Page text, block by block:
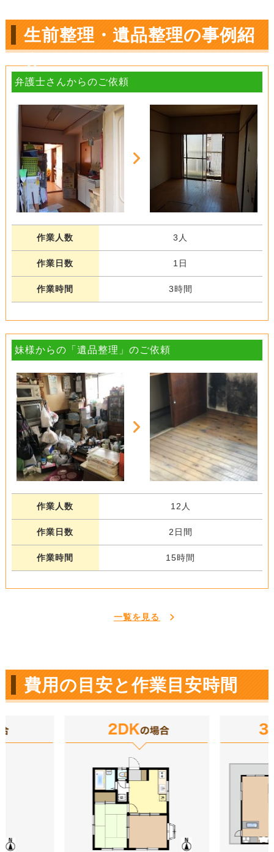
生前整理・遺品整理の事例紹
介
弁護士さんからのご依頼
作業人数 3人
作業日数 1日
作業時間 3時間
妹様からの「遺品整理」のご依頼
作業人数 12人
作業日数 2日間
作業時間 15時間
一覧を見る
費用の目安と作業目安時間